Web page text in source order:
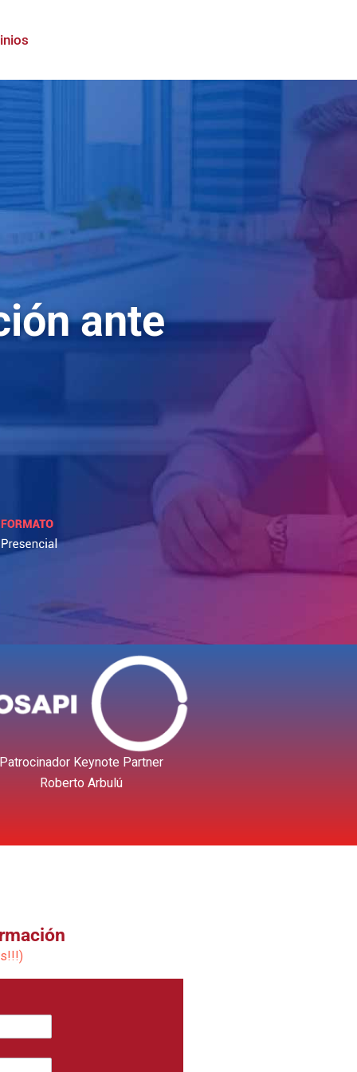
ante
Keynote Partner
Roberto Arbulú